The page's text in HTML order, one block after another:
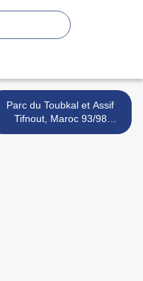
Parc du Toubkal et Assif
Tifnout, Maroc 93/98
(commentaire complet à